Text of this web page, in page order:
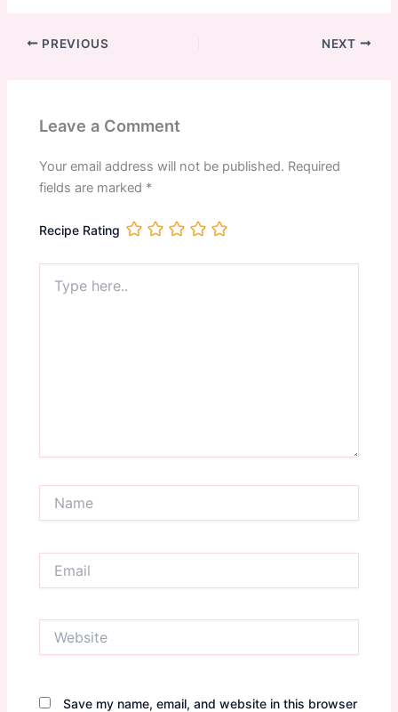
PREVIOUS NEXT
Leave a Comment
Your email address will not be published. Required
fields are marked *
Recipe Rating
here..
Save my name, email, and website in this browser